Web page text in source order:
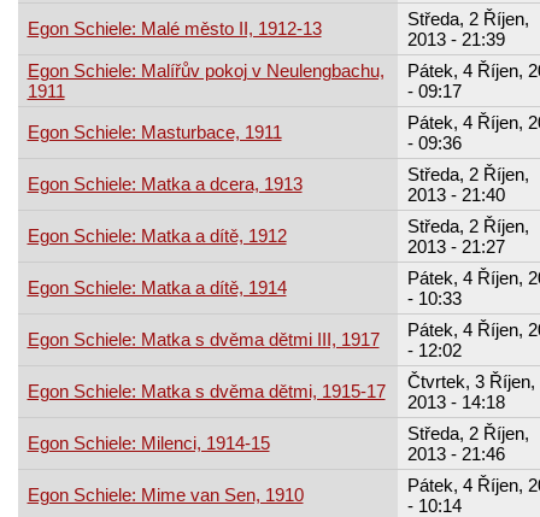
Egon Schiele: Malé město II, 1912-13
Středa, 2 Říjen,
2013 - 21:39
Egon Schiele: Malířův pokoj v Neulengbachu,
1911
Pátek, 4 Říjen,
- 09:17
Egon Schiele: Masturbace, 1911
Pátek, 4 Říjen,
- 09:36
Egon Schiele: Matka a dcera, 1913
Středa, 2 Říjen,
2013 - 21:40
Egon Schiele: Matka a dítě, 1912
Středa, 2 Říjen,
2013 - 21:27
Egon Schiele: Matka a dítě, 1914
Pátek, 4 Říjen,
- 10:33
Egon Schiele: Matka s dvěma dětmi III, 1917
Pátek, 4 Říjen,
- 12:02
Egon Schiele: Matka s dvěma dětmi, 1915-17
Čtvrtek, 3 Říjen,
2013 - 14:18
Egon Schiele: Milenci, 1914-15
Středa, 2 Říjen,
2013 - 21:46
Egon Schiele: Mime van Sen, 1910
Pátek, 4 Říjen,
- 10:14